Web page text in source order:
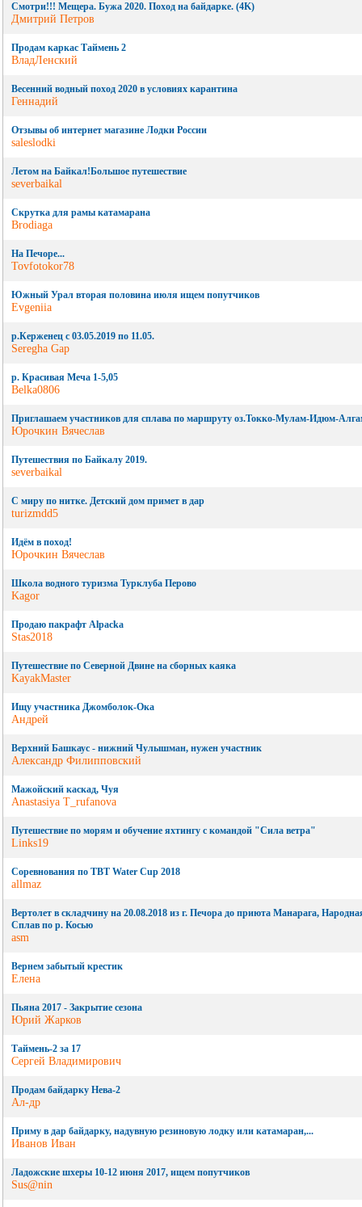
Смотри!!! Мещера. Бужа 2020. Поход на байдарке. (4K)
Дмитрий Петров
Продам каркас Таймень 2
ВладЛенский
Весенний водный поход 2020 в условиях карантина
Геннадий
Отзывы об интернет магазине Лодки России
saleslodki
Летом на Байкал!Большое путешествие
severbaikal
Скрутка для рамы катамарана
Brodiaga
На Печоре...
Tovfotokor78
Южный Урал вторая половина июля ищем попутчиков
Evgeniia
р.Керженец с 03.05.2019 по 11.05.
Seregha Gap
р. Красивая Меча 1-5,05
Belka0806
Приглашаем участников для сплава по маршруту оз.Токко-Мулам-Идюм-
Юрочкин Вячеслав
Путешествия по Байкалу 2019.
severbaikal
C миру по нитке. Детский дом примет в дар
turizmdd5
Идём в поход!
Юрочкин Вячеслав
Школа водного туризма Турклуба Перово
Kagor
Продаю пакрафт Alpacka
Stas2018
Путешествие по Северной Двине на сборных каяка
KayakMaster
Ищу участника Джомболок-Ока
Андрей
Верхний Башкаус - нижний Чулышман, нужен участник
Александр Филипповский
Мажойский каскад, Чуя
Anastasiya T_rufanova
Путешествие по морям и обучение яхтингу с командой "Сила ветра"
Links19
Cоревнования по ТВТ Water Cup 2018
allmaz
Вертолет в складчину на 20.08.2018 из г. Печора до приюта Манарага,
Сплав по р. Косью
asm
Вернем забытый крестик
Елена
Пьяна 2017 - Закрытие сезона
Юрий Жарков
Таймень-2 за 17
Сергей Владимирович
Продам байдарку Нева-2
Ал-др
Приму в дар байдарку, надувную резиновую лодку или катамаран,...
Иванов Иван
Ладожские шхеры 10-12 июня 2017, ищем попутчиков
Sus@nin